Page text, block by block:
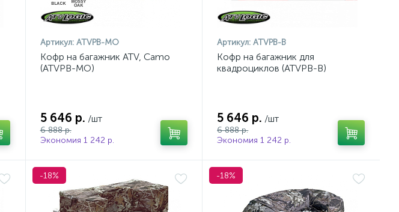
Артикул: ATVPB-MO
Кофр на багажник ATV, Camo
(ATVPB-MO)
5 646 р. /шт
6 888 р.
Экономия 1 242 р.
Артикул: ATVPB-B
Кофр на багажник для
квадроциклов (ATVPB-B)
5 646 р. /шт
6 888 р.
Экономия 1 242 р.
-18% -18%